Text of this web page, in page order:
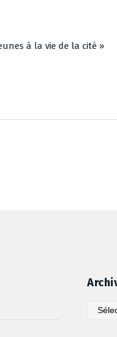
à la vie de la cité »